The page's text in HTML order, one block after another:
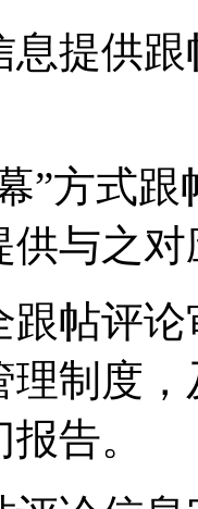
息提供
”方式
供与之
跟帖评
理制度
告。